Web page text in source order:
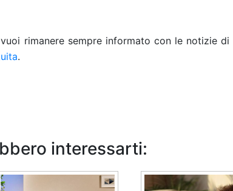
rimanere sempre informato con le notizie di
.
interessarti: